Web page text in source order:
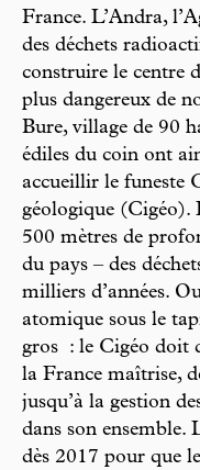
France. L’Andra,
des déchets
construire le centre
plus dangereux de
Bure, village de 90
édiles du coin ont
accueillir le funeste
géologique (Cigéo).
500 mètres de
du pays – des
milliers d’années.
atomique sous le
gros : le Cigéo doit
la France maîtrise,
jusqu’à la gestion
dans son ensemble.
dès 2017 pour que